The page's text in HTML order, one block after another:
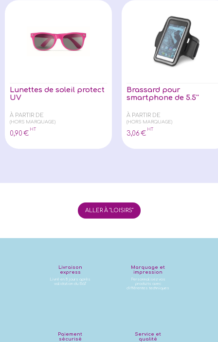
Lunettes de soleil protect
UV
À PARTIR DE
(HORS MARQUAGE)
0,90 €
HT
Brassard pour
smartphone de 5.5''
À PARTIR DE
(HORS MARQUAGE)
3,06 €
HT
ALLER À "LOISIRS"
Livraison
express
Livré en 8 jours après
validation du BàT
Marquage et
impression
Personnalisez vos
produits avec
différentes techniques
Paiement
sécurisé
Service et
qualité